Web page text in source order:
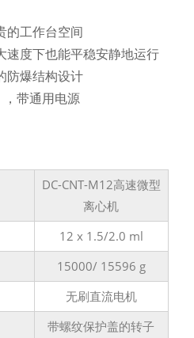
的工作台空间
速度下也能平稳安静地运行
防爆结构设计
，带通用电源
DC-CNT-M12高速微型
离心机
12 x 1.5/2.0 ml
15000/ 15596 g
无刷直流电机
带螺纹保护盖的转子